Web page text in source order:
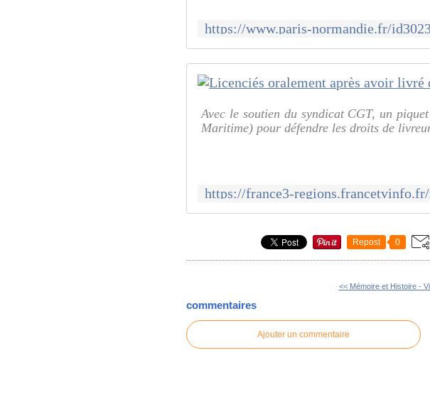
Avec le soutien du syndicat CGT, un
Maritime) pour défendre les droits de
Repost 0
<< Mémoire et Histoire -
commentaires
Ajouter un commentaire